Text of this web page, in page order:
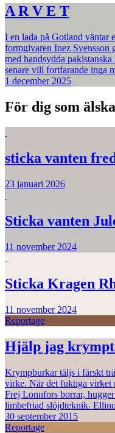
A R V E T
I en lada på Gotland väntar
formgivaren Inez Svensson
med handsydda
senare vill fortfarande inga
1 december 2025
För dig som
sticka vanten
23 januari 2026
Sticka vanten
11 november 2024
Sticka Kragen
11 november 2024
Reportage
Hjälp jag
Krympburkar täljs i färskt
virke. När det fuktiga virket
Frej Lonnfors borrar,
limbefriad slöjdteknik.
30 september 2015
Reportage